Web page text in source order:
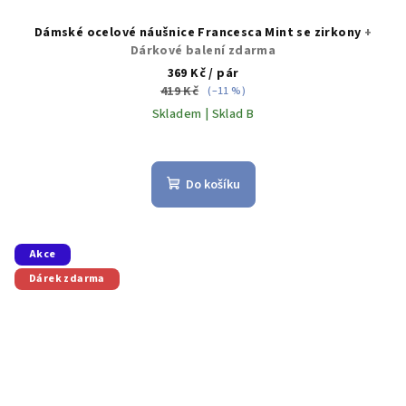
Dámské ocelové náušnice Francesca Mint se zirkony +
Dárkové balení zdarma
369 Kč/ pár
419 Kč (–11 %)
Skladem | Sklad B
Do košíku
Akce
Dárek zdarma